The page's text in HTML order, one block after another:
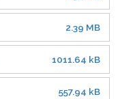
2.39 MB
1011.64 kB
557.94 kB